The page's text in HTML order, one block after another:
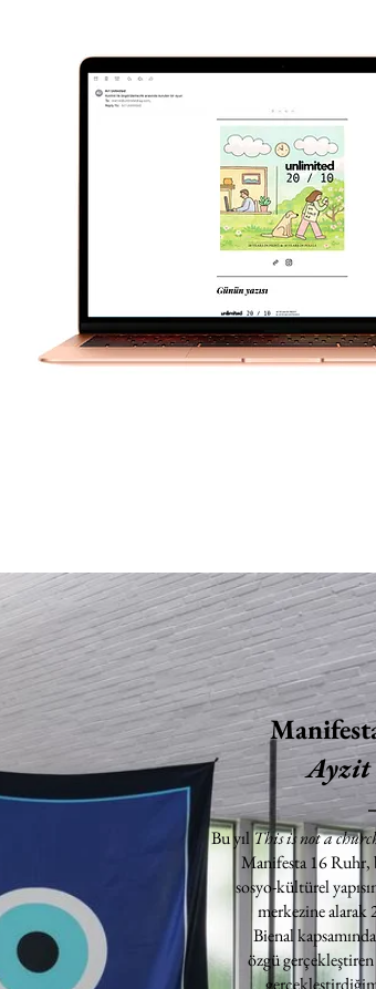
Ayzit
Bu yılThis is not a
Manifesta 16 Ruhr,
sosyo-kültürel
merkezine alarak
Bienal
özgü